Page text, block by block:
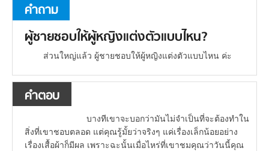
คำถาม
ผู้ชายชอบให้ผู้หญิงแต่งตัวแบบไหน?
ส่วนใหญ่แล้ว ผู้ชายชอบให้ผู้หญิงแต่งตัวแบบไหน ค่ะ
คำตอบ
บางทีเขาจะบอกว่ามันไม่จำเป็นที่จะต้องทำใน
สิ่งที่เขาชอบตลอด แต่คุณรู้มั้ยว่าจริงๆ แค่เรื่องเล็กน้อยอย่าง
เรื่องเสื้อผ้าก็มีผล เพราะฉะนั้นเมื่อไหร่ที่เขาชมคุณว่าวันนี้คุณ